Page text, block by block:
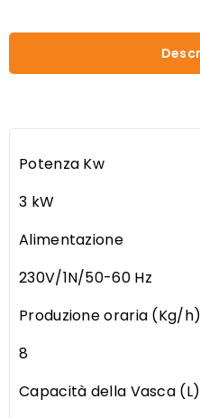
Potenza Kw
3 kW
Alimentazione
230V/1N/50-60 Hz
Produzione oraria (Kg/h)
8
Capacità della Vasca (L)